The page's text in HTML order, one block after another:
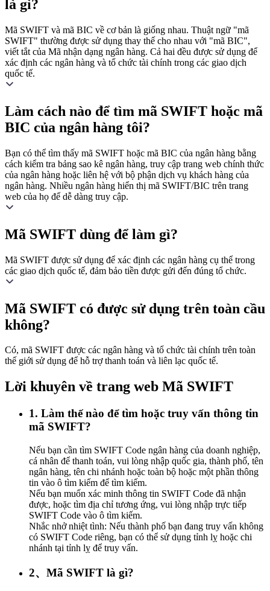
là gì?
Mã SWIFT và mã BIC về cơ bản là giống nhau. Thuật ngữ "mã
SWIFT" thường được sử dụng thay thế cho nhau với "mã BIC",
viết tắt của Mã nhận dạng ngân hàng. Cả hai đều được sử dụng để
xác định các ngân hàng và tổ chức tài chính trong các giao dịch
quốc tế.
Làm cách nào để tìm mã SWIFT hoặc mã
BIC của ngân hàng tôi?
Bạn có thể tìm thấy mã SWIFT hoặc mã BIC của ngân hàng bằng
cách kiểm tra bảng sao kê ngân hàng, truy cập trang web chính thức
của ngân hàng hoặc liên hệ với bộ phận dịch vụ khách hàng của
ngân hàng. Nhiều ngân hàng hiển thị mã SWIFT/BIC trên trang
web của họ để dễ dàng truy cập.
Mã SWIFT dùng để làm gì?
Mã SWIFT được sử dụng để xác định các ngân hàng cụ thể trong
các giao dịch quốc tế, đảm bảo tiền được gửi đến đúng tổ chức.
Mã SWIFT có được sử dụng trên toàn cầu
không?
Có, mã SWIFT được các ngân hàng và tổ chức tài chính trên toàn
thế giới sử dụng để hỗ trợ thanh toán và liên lạc quốc tế.
Lời khuyên về trang web Mã SWIFT
1. Làm thế nào để tìm hoặc truy vấn thông tin
mã SWIFT?
Nếu bạn cần tìm SWIFT Code ngân hàng của doanh nghiệp,
cá nhân để thanh toán, vui lòng nhập quốc gia, thành phố, tên
ngân hàng, tên chi nhánh hoặc toàn bộ hoặc một phần thông
tin vào ô tìm kiếm để tìm kiếm.
Nếu bạn muốn xác minh thông tin SWIFT Code đã nhận
được, hoặc tìm địa chỉ tương ứng, vui lòng nhập trực tiếp
SWIFT Code vào ô tìm kiếm.
Nhắc nhở nhiệt tình: Nếu thành phố bạn đang truy vấn không
có SWIFT Code riêng, bạn có thể sử dụng tỉnh lỵ hoặc chi
nhánh tại tỉnh lỵ để truy vấn.
2、Mã SWIFT là gì?